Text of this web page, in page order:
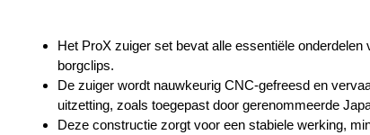
Het ProX zuiger set bevat alle essentiële
borgclips.
De zuiger wordt nauwkeurig CNC-gefreesd en
uitzetting, zoals toegepast door gerenommeerde
Deze constructie zorgt voor een stabiele werking,